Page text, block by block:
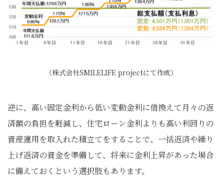
（株式会社SMILELIFE projectにて作成）
逆に、高い固定金利から低い変動金利に借換えて月々の返
済額の負担を軽減し、住宅ローン金利よりも高い利回りの
資産運用を取入れた積立てをすることで、一括返済や繰り
上げ返済の資金を準備して、将来に金利上昇があった場合
に備えておくという選択肢もあります。